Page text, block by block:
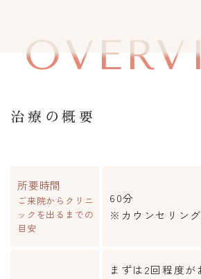
治療の概要
所要時間
ご来院からクリニ
ックを出るまでの
目安
60分
※カウンセリン
まずは2回程度が